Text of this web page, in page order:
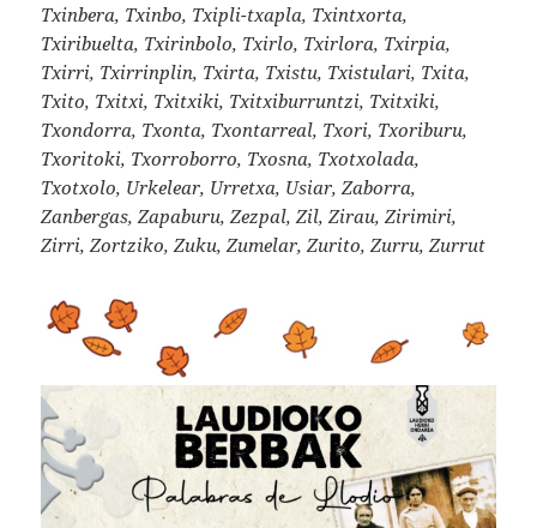
Txinbera, Txinbo, Txipli-txapla, Txintxorta,
Txiribuelta, Txirinbolo, Txirlo, Txirlora, Txirpia,
Txirri, Txirrinplin, Txirta, Txistu, Txistulari, Txita,
Txito, Txitxi, Txitxiki, Txitxiburruntzi, Txitxiki,
Txondorra, Txonta, Txontarreal, Txori, Txoriburu,
Txoritoki, Txorroborro, Txosna, Txotxolada,
Txotxolo, Urkelear, Urretxa, Usiar, Zaborra,
Zanbergas, Zapaburu, Zezpal, Zil, Zirau, Zirimiri,
Zirri, Zortziko, Zuku, Zumelar, Zurito, Zurru, Zurrut